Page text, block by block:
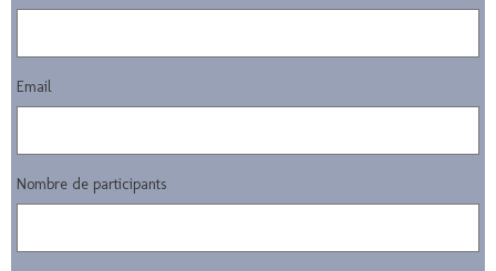
Email
Nombre de participants